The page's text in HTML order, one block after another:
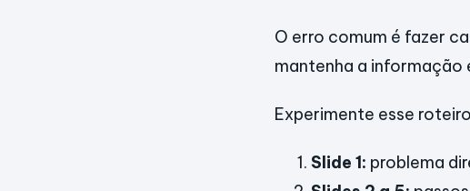
O erro comum é fazer
mantenha a informação
Experimente esse
Slide 1: problema